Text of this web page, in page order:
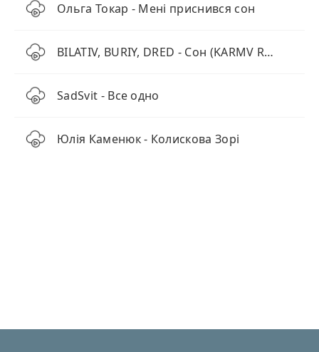
Ольга Токар - Мені приснився сон
BILATIV, BURIY, DRED - Сон (KARMV REMIX)
SadSvit - Все одно
Юлія Каменюк - Колискова Зорі